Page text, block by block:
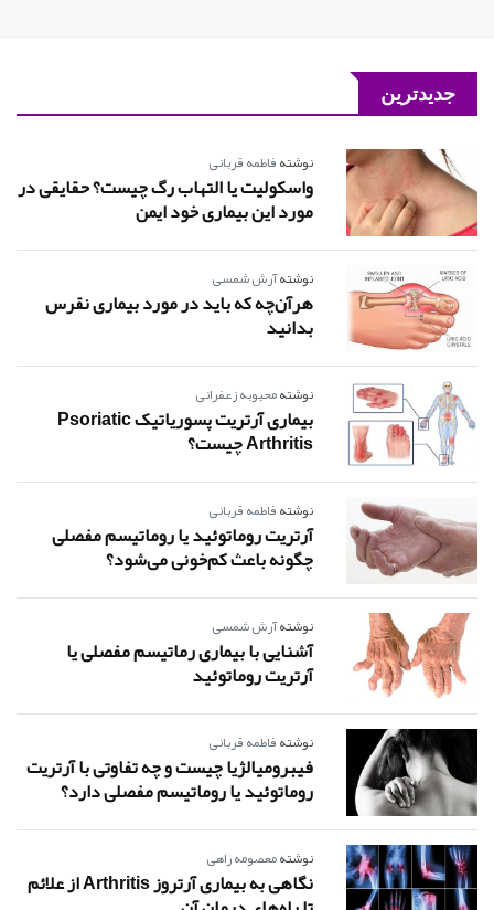
جدیدترین
نوشتهفاطمه قربانی
واسکولیت یا التهاب رگ چیست؟ حقایقی در
مورد این بیماری خود ایمن
نوشتهآرش شمسی
هرآن‌چه که باید در مورد بیماری نقرس
بدانید
نوشتهمحبوبه زعفرانی
بیماری آرتریت پسوریاتیک Psoriatic
Arthritis چیست؟
نوشتهفاطمه قربانی
آرتریت روماتوئید یا روماتیسم مفصلی
چگونه باعث کم‌خونی می‌شود؟
نوشتهآرش شمسی
آشنایی با بیماری رماتیسم مفصلی یا
آرتریت روماتوئید
نوشتهفاطمه قربانی
فیبرومیالژیا چیست و چه تفاوتی با آرتریت
روماتوئید یا روماتیسم مفصلی دارد؟
نوشتهمعصومه راهی
نگاهی به بیماری آرتروز Arthritis از علائم